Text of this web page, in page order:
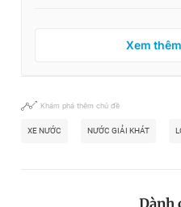
Xem
Khám phá thêm chủ đề
XE NƯỚC NƯỚC GIẢI KHÁT